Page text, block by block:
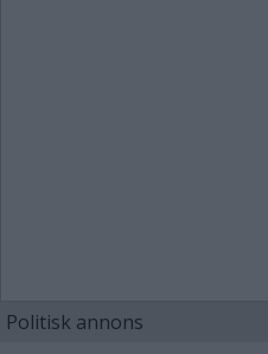
Politisk annons